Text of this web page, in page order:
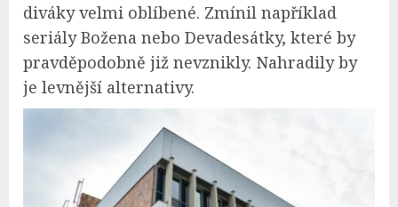
diváky velmi oblíbené. Zmínil například
seriály Božena nebo Devadesátky, které by
pravděpodobně již nevznikly. Nahradily by
je levnější alternativy.